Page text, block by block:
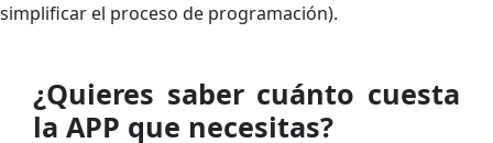
simplificar el proceso de programación).
¿Quieres saber cuánto cuesta
la APP que necesitas?